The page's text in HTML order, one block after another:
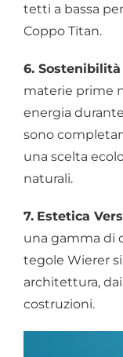
tetti a bassa
Coppo Titan.
6.
materie prime
energia
sono
una scelta
naturali.
7. Estetica
una gamma di
tegole Wierer
architettura,
costruzioni.